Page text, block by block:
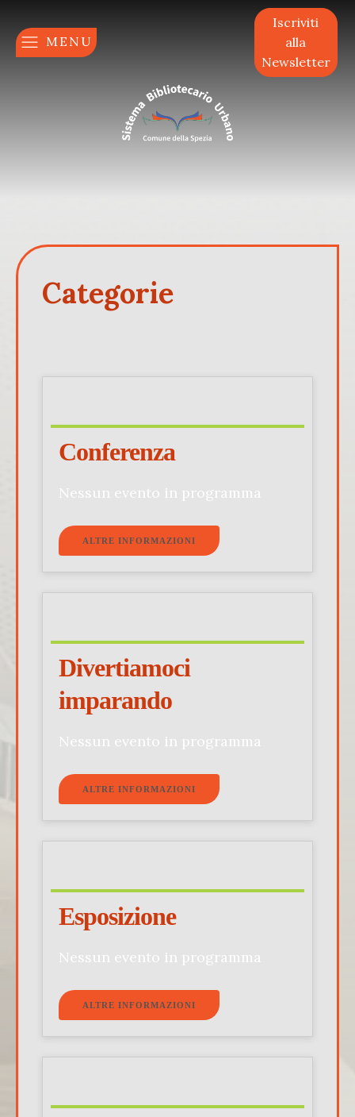
MENU
Iscriviti
alla
Newsletter
Categorie
Conferenza
Nessun evento in programma
ALTRE INFORMAZIONI
Divertiamoci
imparando
Nessun evento in programma
ALTRE INFORMAZIONI
Esposizione
Nessun evento in programma
ALTRE INFORMAZIONI